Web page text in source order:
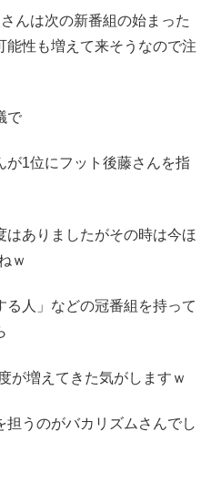
んは次の新番組の始まった
能性も増えて来そうなので注
で
が1位にフット後藤さんを指
ありましたがその時は今ほ
ｗ
人」などの冠番組を持って
が増えてきた気がしますｗ
うのがバカリズムさんでし